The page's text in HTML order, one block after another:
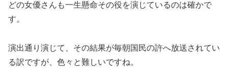
どの女優さんも一生懸命その役を演じているのは確かで
す。
演出通り演じて、その結果が毎朝国民の許へ放送されてい
る訳ですが、色々と難しいですね。